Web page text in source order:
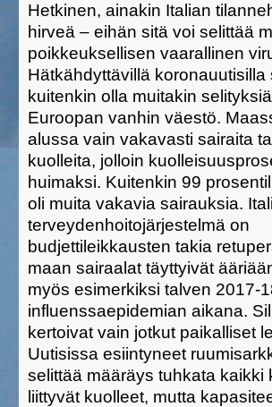
Hetkinen, ainakin Italian
hirveä – eihän sitä voi selittää
poikkeuksellisen vaarallinen
Hätkähdyttävillä koronauutisilla
kuitenkin olla muitakin selit
Euroopan vanhin väestö.
alussa vain vakavasti sairaita
kuolleita, jolloin
huimaksi. Kuitenkin 99
oli muita vakavia sairauksia.
terveydenhoitojärjestelmä on
budjettileikkausten takia
maan sairaalat täyttyivät
myös esimerkiksi talven 2017-
influenssaepidemian aikana.
kertoivatvain jotkut paikalliset
Uutisissa esiintyneet
selittää määräys tuhkata kaikki
liittyvät kuolleet, mutta